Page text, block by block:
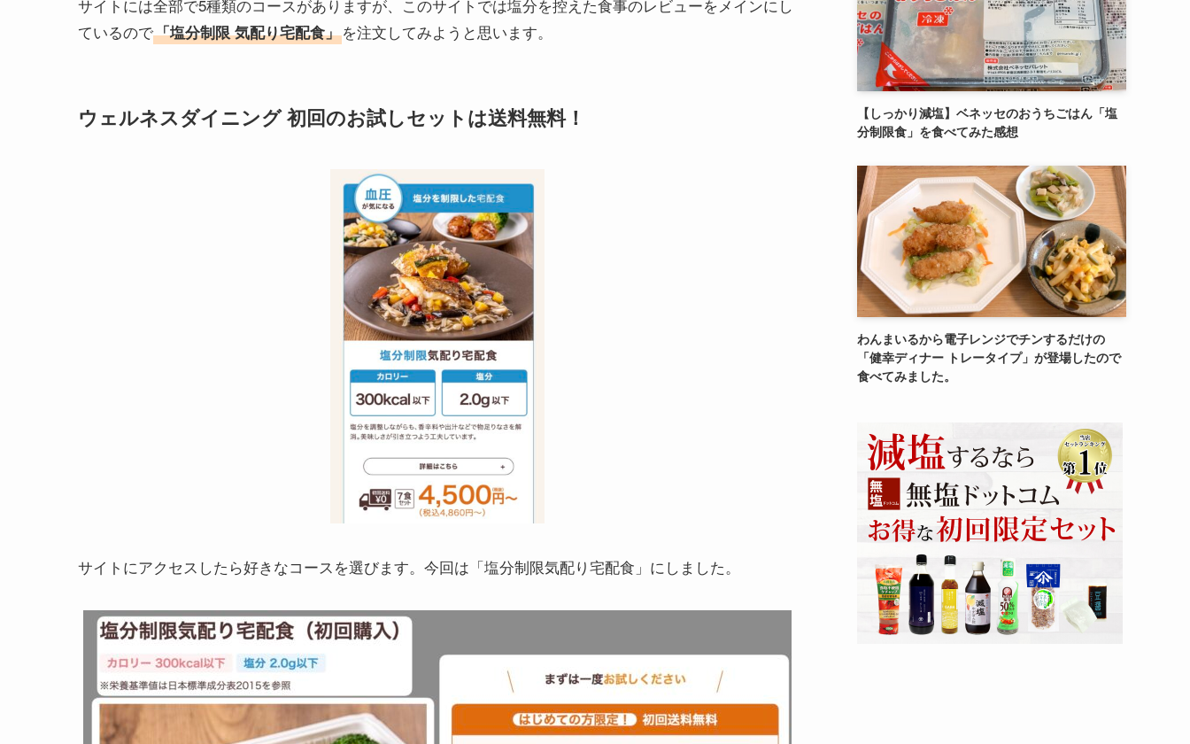
サイトには全部で5種類のコースがありますが、このサイトでは塩分を控えた食事のレビューをメインにし
ているので「塩分制限 気配り宅配食」を注文してみようと思います。
ウェルネスダイニング 初回のお試しセットは送料無料！
サイトにアクセスしたら好きなコースを選びます。今回は「塩分制限気配り宅配食」にしました。
【しっかり減塩】ベネッセのおうちごはん「塩
分制限食」を食べてみた感想
わんまいるから電子レンジでチンするだけの
「健幸ディナー トレータイプ」が登場したので
食べてみました。